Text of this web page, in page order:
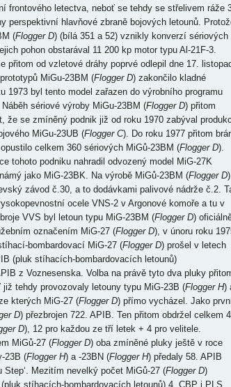
frontového letectva, neboť se tehdy se střelivem ráže
perspektivní hlavňové zbraně bojových letounů.
(Flogger D) (bílá 351 a 52) vznikly konverzí sériových
pohon obstarával 11 200 kp motor typu Al-21F-3.
přitom od vzletové dráhy poprvé odlepil dne 17.
MiGu-23BM (Flogger D) zakončilo kladné
1973 byl tento model zařazen do výrobního programu
sériové výroby MiGu-23BM (Flogger D) přitom
že se zmíněný podnik již od roku 1970 zabýval
MiGu-23UB (Flogger C). Do roku 1977 přitom
celkem 360 sériových MiGů-23BM (Flogger D).
tohoto podniku nahradil odvozený model MiG-27K
jako MiG-23BK. Na výrobě MiGů-23BM (Flogger D)
závod č.30, a to dodávkami palivové nádrže č.2.
ocele VNS-2 v Argonové komoře a tu v
VVS byl letoun typu MiG-23BM (Flogger D)
označením MiG-27 (Flogger D), v únoru roku
bombardovací MiG-27 (Flogger D) prošel v letech
(pluk stíhacích-bombardovacích letounů)
z Voznesenska. Volba na právě tyto dva pluky
již tehdy provozovaly letouny typu MiG-23B (Flogger H)
kterých MiG-27 (Flogger D) přímo vycházel. Jako
D) přezbrojen 722. APIB. Ten přitom obdržel celkem
D), 12 pro každou ze tří letek + 4 pro velitele.
MiGů-27 (Flogger D) oba zmíněné pluky ještě v roce
23B (Flogger H) a -23BN (Flogger H) předaly 58. APIB
Step‘. Mezitím nevelký počet MiGů-27 (Flogger D)
stíhacích-bombardovacích letounů) 4. CBP i PLS